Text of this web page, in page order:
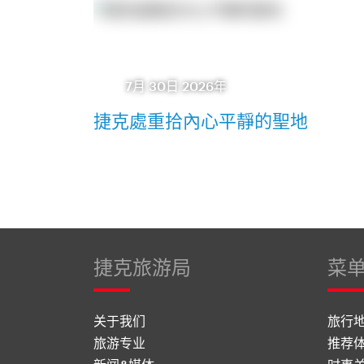
7月 30日 2026年
捷克處重拾內心平靜的聖地
捷克旅游局
关于我们
旅游专业
菜
旅行
推荐